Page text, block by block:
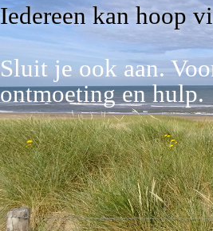
Iedereen kan hoop
Sluit je ook aan.
ontmoeting en hulp.